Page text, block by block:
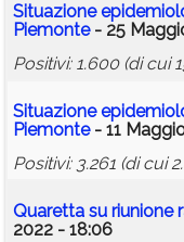
Situazione
Piemonte- 25
Positivi: 1.600 (di cui
Situazione
Piemonte- 11
Positivi: 3.261 (di cui
Quaretta su riunione
2022 - 18:06